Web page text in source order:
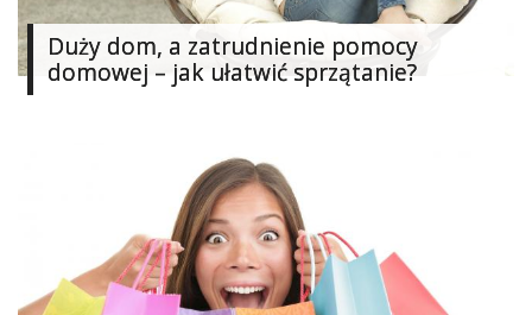
Duży dom, a zatrudnienie pomocy
domowej – jak ułatwić sprzątanie?